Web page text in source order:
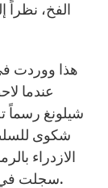
الفخ،
عندما
شيلونغ رسماً
شكوى
الازدراء
سجلت في ولاية البنجاب إلى بث الاضطراب والعنف.